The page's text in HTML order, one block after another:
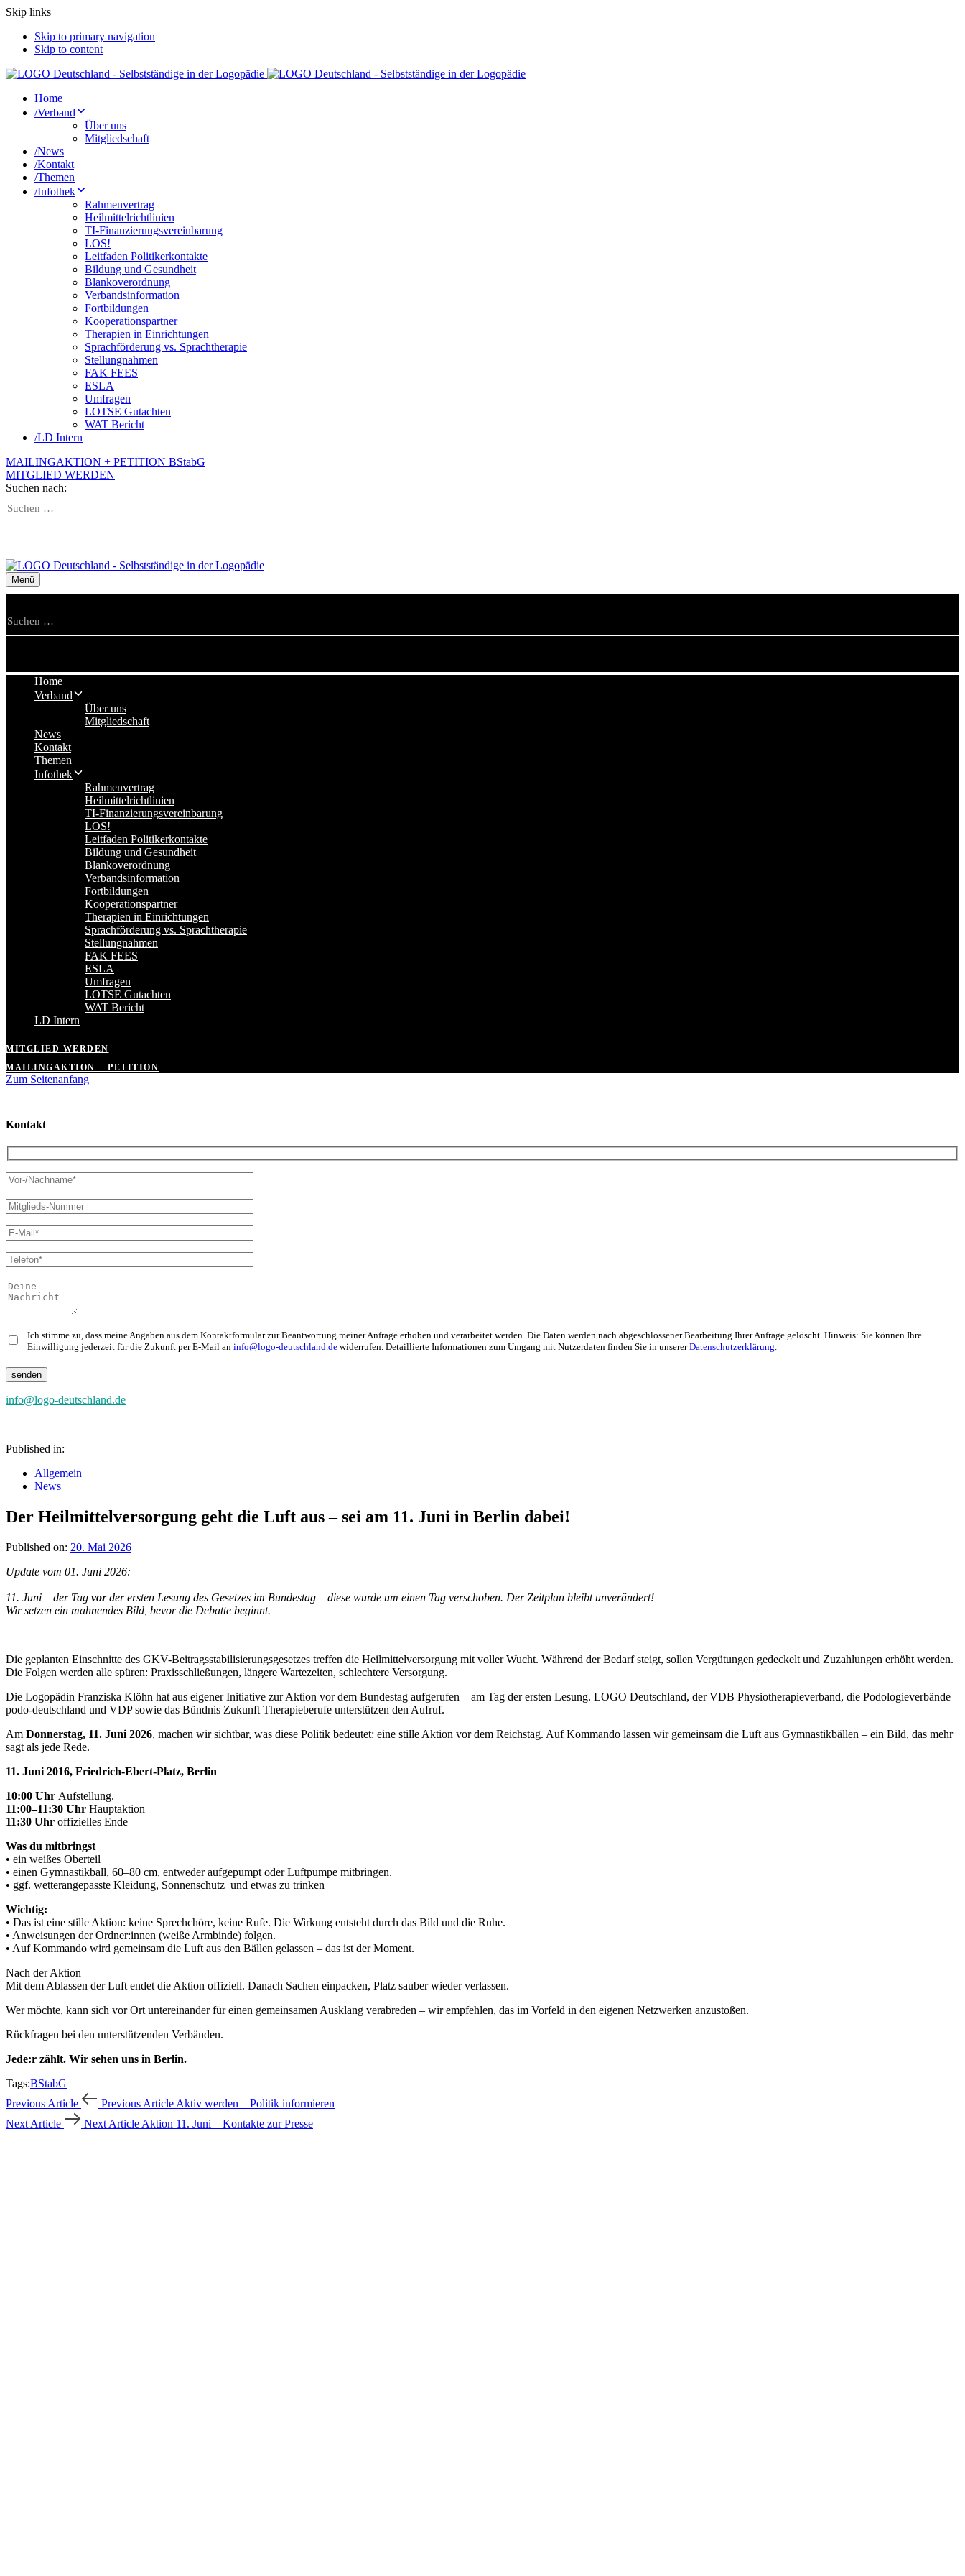
Skip links
Skip to primary navigation
Skip to content
Home
/Verband
Über uns
Mitgliedschaft
/News
/Kontakt
/Themen
/Infothek
Rahmenvertrag
Heilmittelrichtlinien
TI-Finanzierungsvereinbarung
LOS!
Leitfaden Politikerkontakte
Bildung und Gesundheit
Blankoverordnung
Verbandsinformation
Fortbildungen
Kooperationspartner
Therapien in Einrichtungen
Sprachförderung vs. Sprachtherapie
Stellungnahmen
FAK FEES
ESLA
Umfragen
LOTSE Gutachten
WAT Bericht
/LD Intern
MAILINGAKTION + PETITION BStabG
MITGLIED WERDEN
Suchen nach:
Menü
Home
Verband
Über uns
Mitgliedschaft
News
Kontakt
Themen
Infothek
Rahmenvertrag
Heilmittelrichtlinien
TI-Finanzierungsvereinbarung
LOS!
Leitfaden Politikerkontakte
Bildung und Gesundheit
Blankoverordnung
Verbandsinformation
Fortbildungen
Kooperationspartner
Therapien in Einrichtungen
Sprachförderung vs. Sprachtherapie
Stellungnahmen
FAK FEES
ESLA
Umfragen
LOTSE Gutachten
WAT Bericht
LD Intern
MITGLIED WERDEN
MAILINGAKTION + PETITION
Zum Seitenanfang
Kontakt
Ich stimme zu, dass meine Angaben aus dem Kontaktformular zur Beantwortung meiner Anfrage erhoben und verarbeitet werden. Die Daten werden nach abgeschlossener Bearbeitung Ihrer Anfrage gelöscht. Hinweis: Sie können Ihre
Einwilligung jederzeit für die Zukunft per E-Mail an info@logo-deutschland.de widerrufen. Detaillierte Informationen zum Umgang mit Nutzerdaten finden Sie in unsererDatenschutzerklärung
info@logo-deutschland.de
Published in:
Allgemein
News
Der Heilmittelversorgung geht die Luft aus – sei am 11. Juni in Berlin dabei!
Published on: 20. Mai 2026
Update vom 01. Juni 2026:
11. Juni – der Tag vorder ersten Lesung des Gesetzes im Bundestag – diese wurde um einen Tag verschoben. Der Zeitplan bleibt unverändert!
Wir setzen ein mahnendes Bild, bevor die Debatte beginnt.
Die geplanten Einschnitte des GKV-Beitragsstabilisierungsgesetzes treffen die Heilmittelversorgung mit voller Wucht. Während der Bedarf steigt, sollen Vergütungen gedeckelt und Zuzahlungen erhöht werden.
Die Folgen werden alle spüren: Praxisschließungen, längere Wartezeiten, schlechtere Versorgung.
Die Logopädin Franziska Klöhn hat aus eigener Initiative zur Aktion vor dem Bundestag aufgerufen – am Tag der ersten Lesung. LOGO Deutschland, der VDB Physiotherapieverband, die Podologieverbände
podo-deutschland und VDP sowie das Bündnis Zukunft Therapieberufe unterstützen den Aufruf.
Am Donnerstag, 11. Juni 2026, machen wir sichtbar, was diese Politik bedeutet: eine stille Aktion vor dem Reichstag. Auf Kommando lassen wir gemeinsam die Luft aus Gymnastikbällen – ein Bild, das mehr
sagt als jede Rede.
11. Juni 2016, Friedrich-Ebert-Platz, Berlin
10:00 Uhr Aufstellung.
11:00–11:30 Uhr Hauptaktion
11:30 Uhr offizielles Ende
Was du mitbringst
• ein weißes Oberteil
• einen Gymnastikball, 60–80 cm, entweder aufgepumpt oder Luftpumpe mitbringen.
• ggf. wetterangepasste Kleidung, Sonnenschutz und etwas zu trinken
Wichtig:
• Das ist eine stille Aktion: keine Sprechchöre, keine Rufe. Die Wirkung entsteht durch das Bild und die Ruhe.
• Anweisungen der Ordner:innen (weiße Armbinde) folgen.
• Auf Kommando wird gemeinsam die Luft aus den Bällen gelassen – das ist der Moment.
Nach der Aktion
Mit dem Ablassen der Luft endet die Aktion offiziell. Danach Sachen einpacken, Platz sauber wieder verlassen.
Wer möchte, kann sich vor Ort untereinander für einen gemeinsamen Ausklang verabreden – wir empfehlen, das im Vorfeld in den eigenen Netzwerken anzustoßen.
Rückfragen bei den unterstützenden Verbänden.
Jede:r zählt. Wir sehen uns in Berlin.
Tags:BStabG
Previous Article
Previous Article Aktiv werden – Politik informieren
Next Article
Next Article Aktion 11. Juni – Kontakte zur Presse